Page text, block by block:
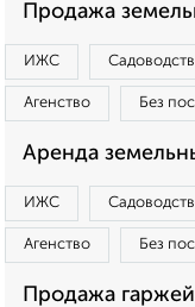
Продажа
ИЖС
Агенство Без
Аренда
ИЖС
Агенство Без
Продажа